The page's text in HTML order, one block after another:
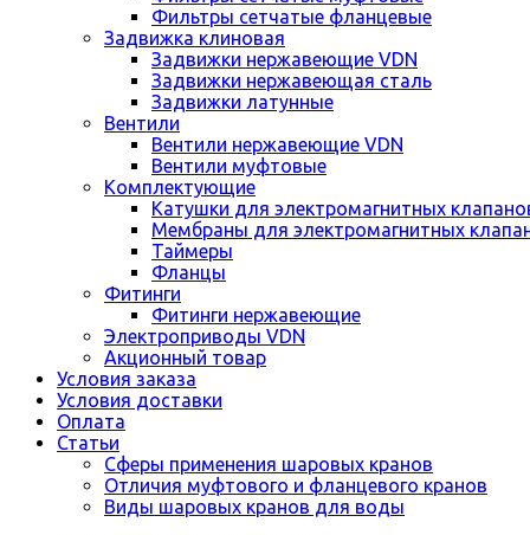
Фильтры сетчатые фланцевые
Задвижка клиновая
Задвижки нержавеющие VDN
Задвижки нержавеющая сталь
Задвижки латунные
Вентили
Вентили нержавеющие VDN
Вентили муфтовые
Комплектующие
Катушки для электромагнитных
Мембраны для электромагнитных
Таймеры
Фланцы
Фитинги
Фитинги нержавеющие
Электроприводы VDN
Акционный товар
Условия заказа
Условия доставки
Оплата
Статьи
Сферы применения шаровых кранов
Отличия муфтового и фланцевого кранов
Виды шаровых кранов для воды